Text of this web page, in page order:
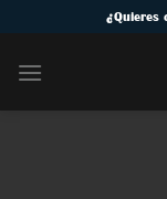
content
¿Quieres